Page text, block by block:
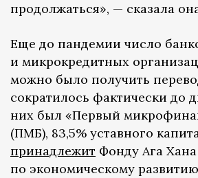
продолжаться», — сказала
Еще до пандемии число
и микрокредитных
можно было получить
сократилось фактически до
них был «Первый
(ПМБ), 83,5% уставного
принадлежит Фонду Ага Хана
по экономическому